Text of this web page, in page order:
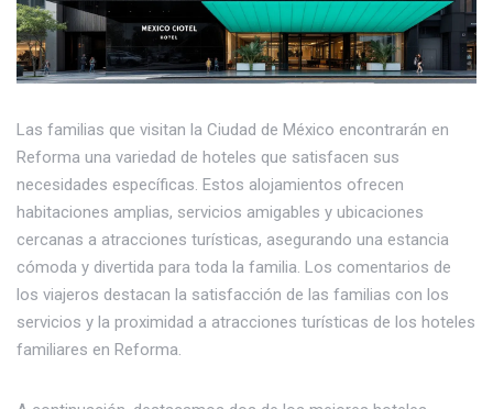
Las familias que visitan la Ciudad de México encontrarán en
Reforma una variedad de hoteles que satisfacen sus
necesidades específicas. Estos alojamientos ofrecen
habitaciones amplias, servicios amigables y ubicaciones
cercanas a atracciones turísticas, asegurando una estancia
cómoda y divertida para toda la familia. Los comentarios de
los viajeros destacan la satisfacción de las familias con los
servicios y la proximidad a atracciones turísticas de los hoteles
familiares en Reforma.